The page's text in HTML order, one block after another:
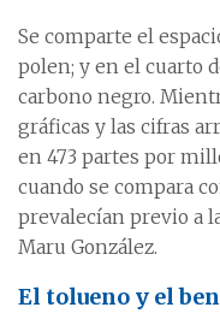
Se comparte el
polen; y en el cuarto
carbono negro.
gráficas y las cifras
en 473 partes por
cuando se compara
prevalecían previo a
Maru González.
El tolueno y el